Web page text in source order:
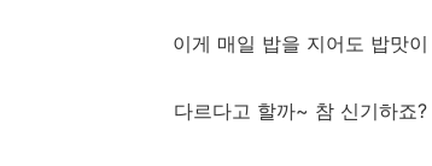
이게 매일 밥을 지어도 밥맛이
다르다고 할까~ 참 신기하죠?